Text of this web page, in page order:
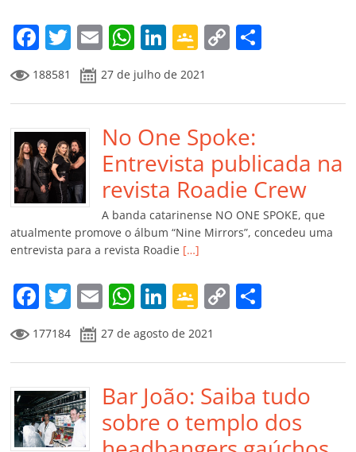
m
F
a
c
e
b
o
o
k
T
w
itt
er
E
m
ai
l
W
h
at
s
A
p
p
Li
n
k
e
dI
n
G
o
o
gl
e
Cl
a
ss
ro
o
m
C
y
Li
n
k
p
til
h
ar
188581 27 de julho de 2021
No One Spoke:
Entrevista publicada na
revista Roadie Crew
A banda catarinense NO ONE SPOKE, que
atualmente promove o álbum “Nine Mirrors”, concedeu uma
entrevista para a revista Roadie […]
F
a
c
e
b
o
T
w
itt
er
E
m
ai
l
W
at
s
A
p
Li
n
k
e
dI
n
G
o
o
gl
e
Cl
C
y
Li
n
p
ar
til
177184 27 de agosto de 2021
Bar João: Saiba tudo
sobre o templo dos